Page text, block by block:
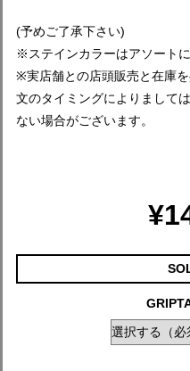
(予めご了承下さい)
※ステインカラーはアソートに
※実店舗との店頭販売と在庫
文のタイミングによりまして
ない場合がございます。